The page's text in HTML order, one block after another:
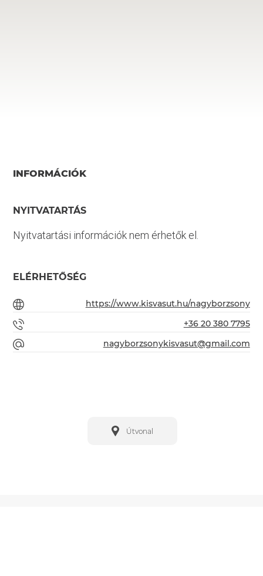
INFORMÁCIÓK
NYITVATARTÁS
Nyitvatartási információk nem érhetők el.
ELÉRHETŐSÉG
https://www.kisvasut.hu/nagyborzsony
+36 20 380 7795
nagyborzsonykisvasut@gmail.com
Útvonal